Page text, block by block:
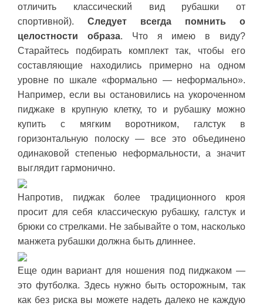
отличить классический вид рубашки от
спортивной). Следует всегда помнить о
целостности образа. Что я имею в виду?
Старайтесь подбирать комплект так, чтобы его
составляющие находились примерно на одном
уровне по шкале «формально — неформально».
Например, если вы остановились на укороченном
пиджаке в крупную клетку, то и рубашку можно
купить с мягким воротником, галстук в
горизонтальную полоску — все это объединено
одинаковой степенью неформальности, а значит
выглядит гармонично.
Напротив, пиджак более традиционного кроя
просит для себя классическую рубашку, галстук и
брюки со стрелками. Не забывайте о том, насколько
манжета рубашки должна быть длиннее.
Еще один вариант для ношения под пиджаком —
это футболка. Здесь нужно быть осторожным, так
как без риска вы можете надеть далеко не каждую